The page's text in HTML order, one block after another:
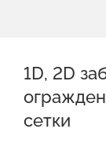
1D, 2D
сетки